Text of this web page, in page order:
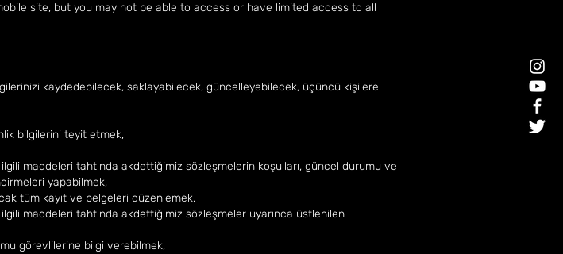
site, but you may not be able to access or have limited access to all
kaydedebilecek, saklayabilecek, güncelleyebilecek, üçüncü kişilere
bilgilerini teyit etmek,
maddeleri tahtında akdettiğimiz sözleşmelerin koşulları, güncel durumu ve
yapabilmek,
tüm kayıt ve belgeleri düzenlemek,
maddeleri tahtında akdettiğimiz sözleşmeler uyarınca üstlenilen
görevlilerine bilgi verebilmek,